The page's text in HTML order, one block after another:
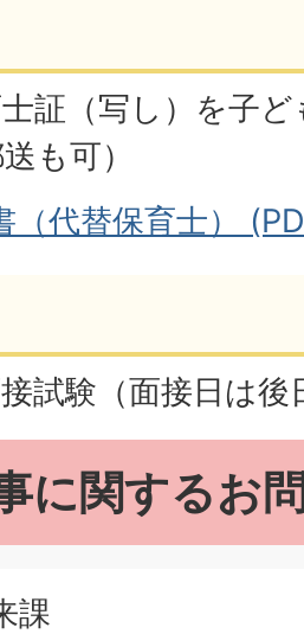
証（写し）を子
も可）
（代替保育士）
試験（面接日は
に関するお
課